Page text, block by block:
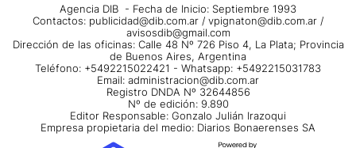
Agencia DIB - Fecha de Inicio: Septiembre 1993
Contactos: publicidad@dib.com.ar / vpignaton@dib.com.ar /
avisosdib@gmail.com
Dirección de las oficinas: Calle 48 Nº 726 Piso 4, La Plata; Provincia
de Buenos Aires, Argentina
Teléfono: +5492215022421 - Whatsapp: +5492215031783
Email: administracion@dib.com.ar
Registro DNDA Nº 32644856
Nº de edición: 9.890
Editor Responsable: Gonzalo Julián Irazoqui
Empresa propietaria del medio: Diarios Bonaerenses SA